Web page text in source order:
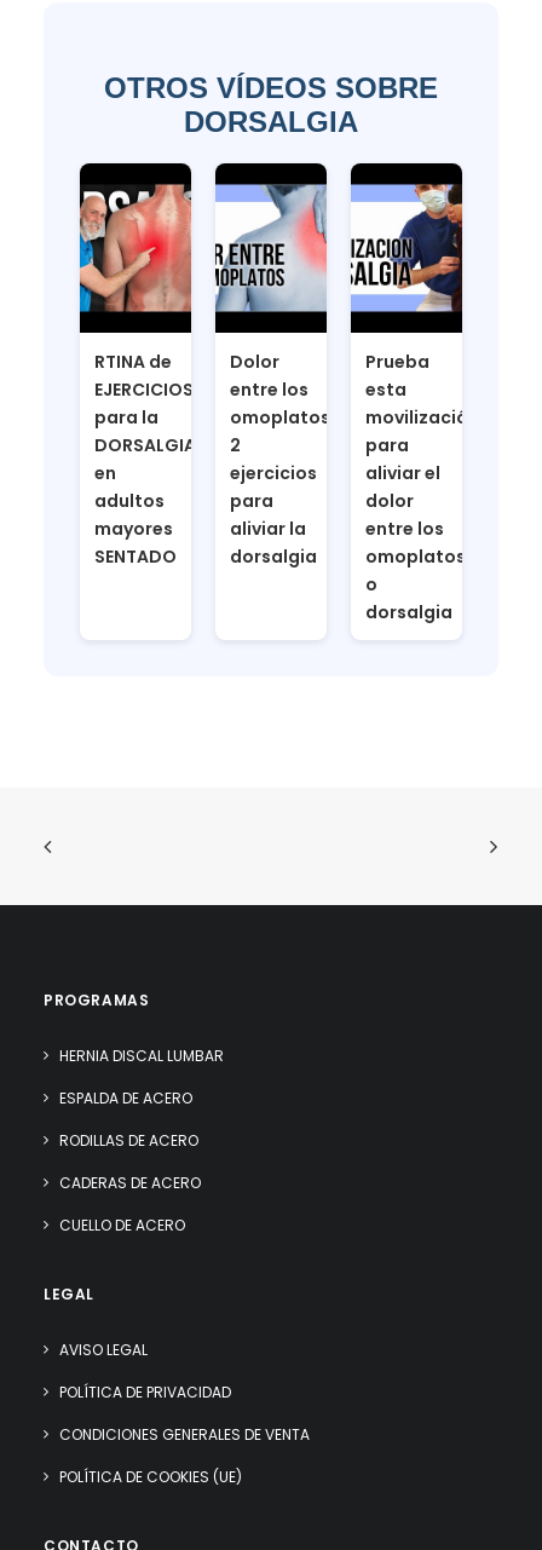
OTROS VÍDEOS SOBRE
DORSALGIA
RTINA de
EJERCICIOS
para la
DORSALGIA
en
adultos
mayores
SENTADO
Dolor
entre los
omoplatos,
2
ejercicios
para
aliviar la
dorsalgia
Prueba
esta
movilización
para
aliviar el
dolor
entre los
omoplatos
o
dorsalgia
PROGRAMAS
HERNIA DISCAL LUMBAR
ESPALDA DE ACERO
RODILLAS DE ACERO
CADERAS DE ACERO
CUELLO DE ACERO
LEGAL
AVISO LEGAL
POLÍTICA DE PRIVACIDAD
CONDICIONES GENERALES DE VENTA
POLÍTICA DE COOKIES (UE)
CONTACTO